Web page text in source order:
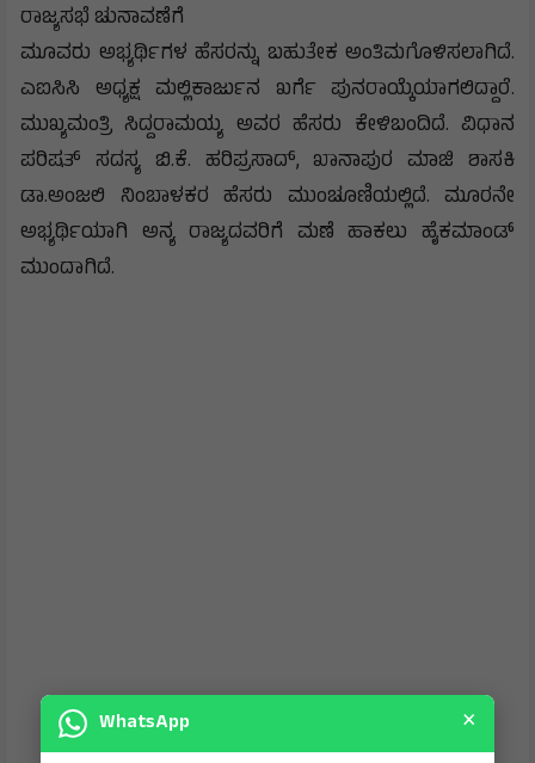
ರಾಜ್ಯಸಭೆ ಚುನಾವಣೆಗೆ
ಮೂವರು ಅಭ್ಯರ್ಥಿಗಳ ಹೆಸರನ್ನು ಬಹುತೇಕ ಅಂತಿಮಗೊಳಿಸಲಾಗಿದೆ.
ಎಐಸಿಸಿ ಅಧ್ಯಕ್ಷ ಮಲ್ಲಿಕಾರ್ಜುನ ಖರ್ಗೆ ಪುನರಾಯ್ಕೆಯಾಗಲಿದ್ದಾರೆ.
ಮುಖ್ಯಮಂತ್ರಿ ಸಿದ್ದರಾಮಯ್ಯ ಅವರ ಹೆಸರು ಕೇಳಿಬಂದಿದೆ. ವಿಧಾನ
ಪರಿಷತ್‌ ಸದಸ್ಯ ಬಿ.ಕೆ. ಹರಿಪ್ರಸಾದ್, ಖಾನಾಪುರ ಮಾಜಿ ಶಾಸಕಿ
ಡಾ.ಅಂಜಲಿ ನಿಂಬಾಳಕರ ಹೆಸರು ಮುಂಚೂಣಿಯಲ್ಲಿದೆ. ಮೂರನೇ
ಅಭ್ಯರ್ಥಿಯಾಗಿ ಅನ್ಯ ರಾಜ್ಯದವರಿಗೆ ಮಣೆ ಹಾಕಲು ಹೈಕಮಾಂಡ್
ಮುಂದಾಗಿದೆ.
WhatsApp ×